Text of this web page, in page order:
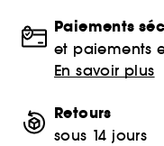
Paiements
et paiements
En savoir plus
Retours
sous 14 jours